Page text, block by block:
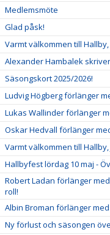
Medlemsmöte
Glad påsk!
Varmt välkommen till
Alexander Hambalek
Säsongskort 2025/2026!
Ludvig Högberg förlänger
Lukas Wallinder förlänger
Oskar Hedvall förlänger
Varmt välkommen till
Hallbyfest lördag 10 maj -
Robert Ladan förlänger
roll!
Albin Broman förlänger
Ny förlust och säsongen